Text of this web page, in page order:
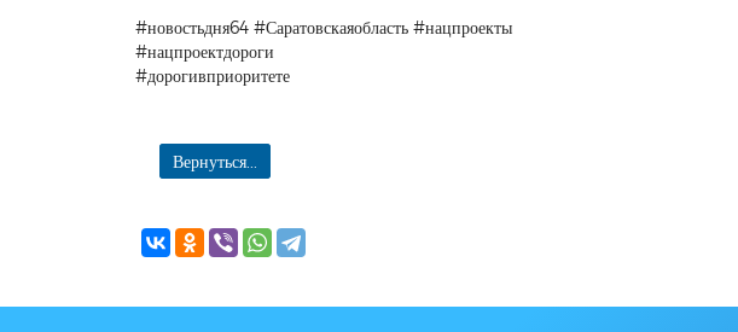
#новостьдня64 #Саратовскаяобласть #нацпроекты
#нацпроектдороги
#дорогивприоритете
Вернуться...